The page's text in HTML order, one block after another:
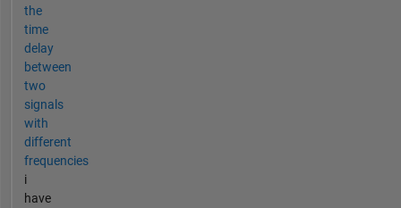
the
time
delay
between
two
signals
with
different
frequencies
i
have